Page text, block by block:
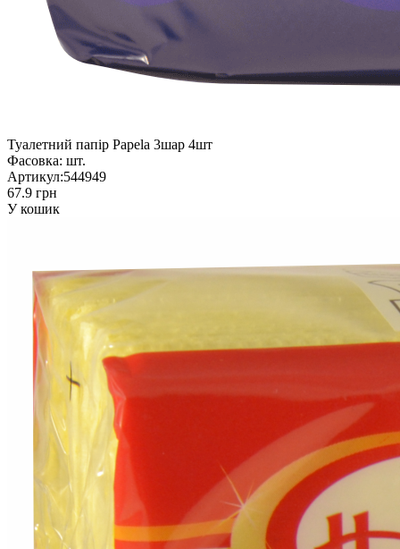
Туалетний папір Papela 3шар 4шт
Фасовка: шт.
Артикул:544949
67.9 грн
У кошик